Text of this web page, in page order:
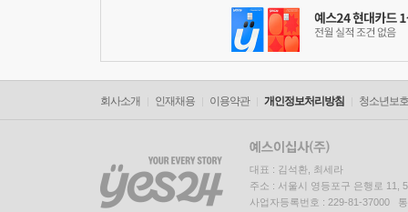
회사소개 인재채용 이용약관 개인정보처리방침 청소년보
대표 : 김석환, 최세라
주소 : 서울시 영등포구 은행로 11,
사업자등록번호 : 229-81-37000